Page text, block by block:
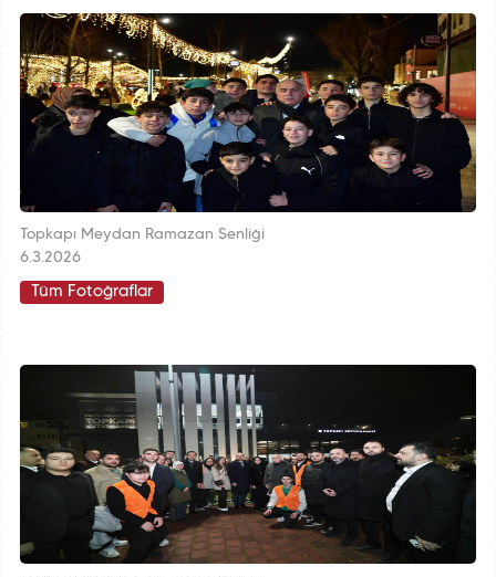
Topkapı Meydan Ramazan Şenliği
6.3.2026
Tüm Fotoğraflar